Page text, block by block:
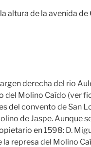
altura de la avenida de
derecha del rio
del Molino Caído (ver
del convento de San
de Jaspe. Aunque
en 1598: D.
represa del Molino